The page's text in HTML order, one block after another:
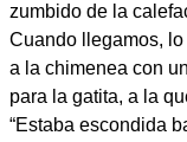
zumbido de la
Cuando llegamos,
a la chimenea con
para la gatita, a la
“Estaba escondida